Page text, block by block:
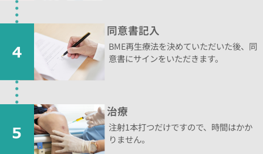
同意書記入
BME再生療法を決めていただいた後、同
意書にサインをいただきます。
治療
注射1本打つだけですので、時間はかか
りません。